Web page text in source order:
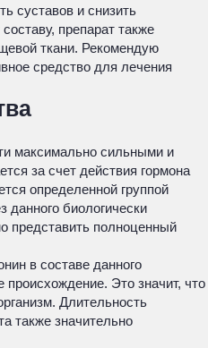
суставов и снизить
препарат также
ткани. Рекомендую
средство для лечения
максимально сильными и
за счет действия гормона
определенной группой
данного биологически
представить полноценный
в составе данного
происхождение. Это значит, что
Длительность
также значительно